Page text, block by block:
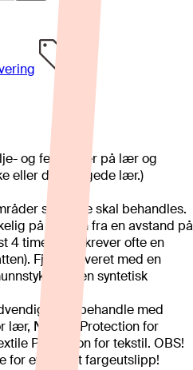
og fettflekker på lær og
eller dekkfargede lær.)
som ikke skal behandles.
på flekken fra en avstand på
4 timer. Lær krever ofte en
Fjern pulveret med en
og en syntetisk
Etterbehandle med
lær, Natural Protection for
Protection for tekstil. OBS!
for eventuelt fargeutslipp!